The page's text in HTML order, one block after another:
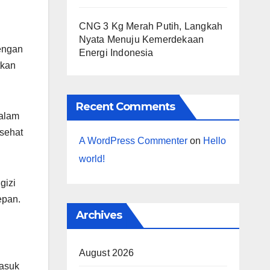
CNG 3 Kg Merah Putih, Langkah
Nyata Menuju Kemerdekaan
Energi Indonesia
Recent Comments
A WordPress Commenteron Hello
world!
Archives
August 2026